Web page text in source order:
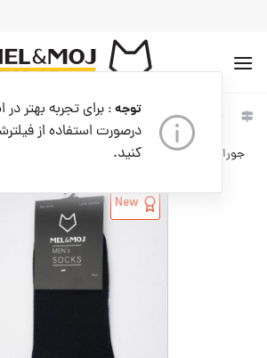
توجه : برای تجربه بهتر
درصورت استفاده از
کنید.
بروید
مردانه اکسسوری مردانه
جوراب مردانه کدM09371-400
New